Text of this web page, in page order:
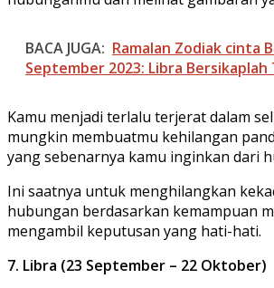
BACA JUGA: Ramalan Zodiak cinta
September 2023: Libra Bersikaplah
Kamu menjadi terlalu terjerat dalam
mungkin membuatmu kehilangan
yang sebenarnya kamu inginkan dari
Ini saatnya untuk menghilangkan
hubungan berdasarkan kemampuan
mengambil keputusan yang hati-hati.
7. Libra (23 September – 22 Oktober)